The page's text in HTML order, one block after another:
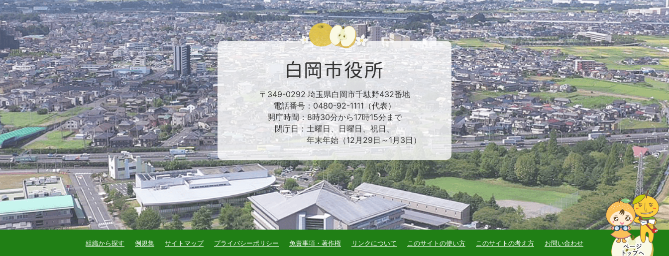
〒349-0292 埼玉県白岡市千駄野432番地
電話番号：0480-92-1111（代表）
開庁時間：8時30分から17時15分まで
閉庁日：土曜日、日曜日、祝日、
年末年始（12月29日～1月3日）
組織から探す 例規集 サイトマップ プライバシーポリシー 免責事項・著作権 リンクについて このサイトの使い方 このサイトの考え方 お問い合わせ